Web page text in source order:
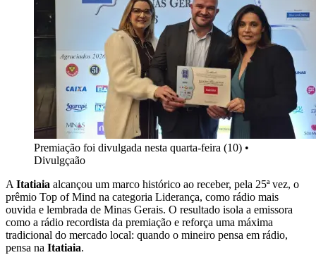
Premiação foi divulgada nesta quarta-feira (10) •
Divulgçaão
A Itatiaia alcançou um marco histórico ao receber, pela 25ª vez, o
prêmio Top of Mind na categoria Liderança, como rádio mais
ouvida e lembrada de Minas Gerais. O resultado isola a emissora
como a rádio recordista da premiação e reforça uma máxima
tradicional do mercado local: quando o mineiro pensa em rádio,
pensa na Itatiaia.